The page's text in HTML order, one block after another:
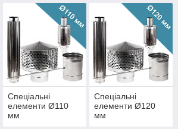
Спеціальні
елементи Ø110
мм
Спеціальні
елементи Ø120
мм